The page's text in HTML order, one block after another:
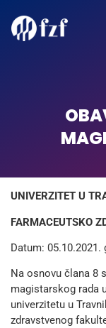
UNIVERZITET U
FARMACEUTSKO
Datum: 05.10.2021.
Na osnovu člana 8
magistarskog rada
univerzitetu u
zdravstvenog